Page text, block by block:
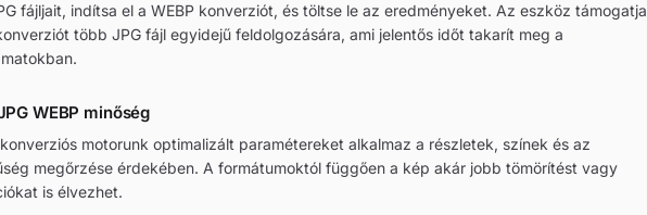
fájljait, indítsa el a WEBP konverziót, és töltse le az eredményeket. Az eszköz támogatja
több JPG fájl egyidejű feldolgozására, ami jelentős időt takarít meg a
WEBP minőség
konverziós motorunk optimalizált paramétereket alkalmaz a részletek, színek és az
megőrzése érdekében. A formátumoktól függően a kép akár jobb tömörítést vagy
is élvezhet.